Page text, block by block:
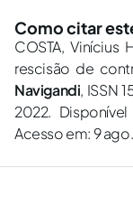
Como citar
COSTA, Vinícius
rescisão de
Navigandi, ISSN
2022.
Acesso em: 9